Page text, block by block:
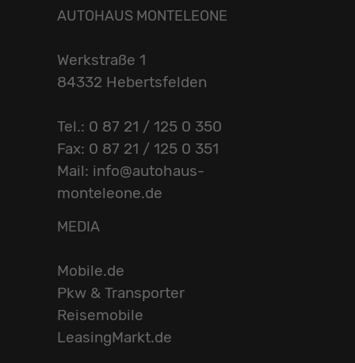
AUTOHAUS MONTELEONE
Werkstraße 1
84332 Hebertsfelden
Tel.: 0 87 21 / 125 0 350
Fax: 0 87 21 / 125 0 351
Mail: info@autohaus-
monteleone.de
MEDIA
Mobile.de
Pkw & Transporter
Reisemobile
LeasingMarkt.de